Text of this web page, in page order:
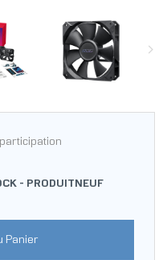
- PRODUITNEUF
Panier